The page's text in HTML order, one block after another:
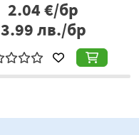
€/бр
лв./бр